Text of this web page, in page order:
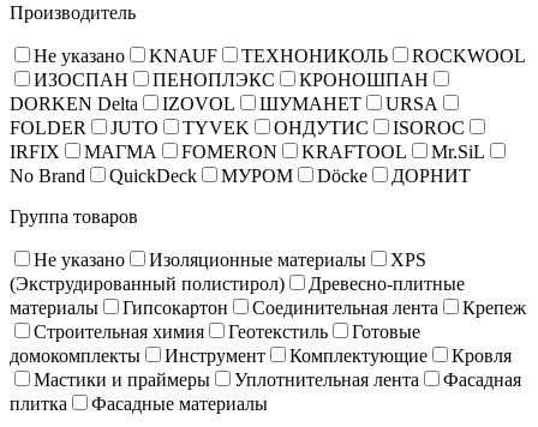
Производитель
Не указано KNAUF ТЕХНОНИКОЛЬ
ROCKWOOL
ИЗОСПАН
ПЕНОПЛЭКС
КРОНОШПАН
DORKEN Delta
IZOVOL ШУМАНЕТ
URSA
FOLDER
JUTO TYVEK ОНДУТИС
ISOROC
IRFIX
МАГМА FOMERON KRAFTOOL
Mr.SiL
No Brand
QuickDeck МУРОМ Döcke
ДОРНИТ
Группа товаров
Не указано Изоляционные материалы
XPS
(Экструдированный полистирол)
Древесно-плитные
материалы
Гипсокартон Соединительная лента
Крепеж
Строительная химия
Геотекстиль
Готовые
домокомплекты
Инструмент Комплектующие
Кровля
Мастики и праймеры
Уплотнительная лента
Фасадная
плитка
Фасадные материалы